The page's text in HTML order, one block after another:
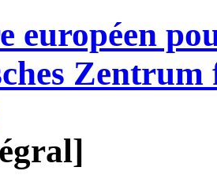
européen